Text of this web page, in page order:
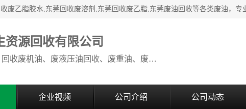
资源回收有限公司
本公司高价废油回收：回收废机油、废液压油回收、废重油、废食用油回收、废导热油、废、废油漆、废UV光油、废清、废白矿油、废变压器油
企业视频 公司介绍 公司动态